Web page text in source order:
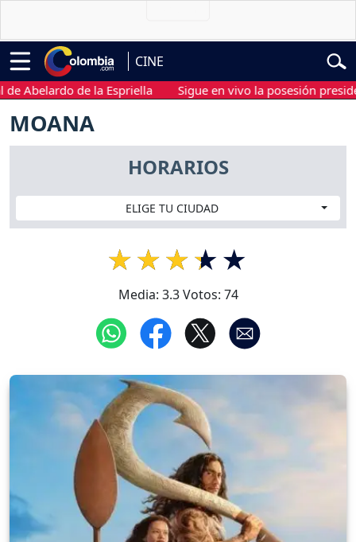
CINE
de la Espriella Sigue en vivo la posesión
MOANA
HORARIOS
ELIGE TU CIUDAD
Media: 3.3Votos: 74